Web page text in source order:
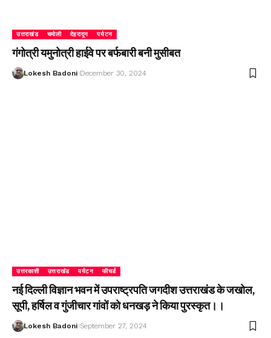
उत्तराखंड चमोली देहरादून पर्यटन
गंगोत्री यमुनोत्री हाईवे पर बर्फबारी बनी मुसीबत
Lokesh Badoni December 30, 2024
उत्तरकाशी उत्तराखंड पर्यटन फीचर्ड
नई दिल्ली विज्ञान भवन में उपराष्ट्रपति जगदीश उत्तराखंड के जखोल,
सूपी, हर्षिल व गुंजीचार गांवों को धनखड़ ने किया पुरस्कृत।।
Lokesh Badoni September 27, 2024